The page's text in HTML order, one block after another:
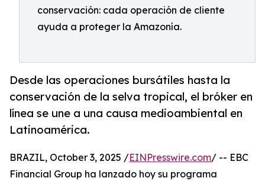
conservación: cada operación de cliente
ayuda a proteger la Amazonía.
Desde las operaciones bursátiles hasta la
conservación de la selva tropical, el bróker en
línea se une a una causa medioambiental en
Latinoamérica.
BRAZIL, October 3, 2025 /EINPresswire.com/ -- EBC
Financial Group ha lanzado hoy su programa